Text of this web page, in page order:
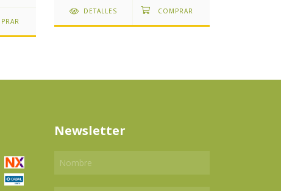
DETALLES
Newsletter